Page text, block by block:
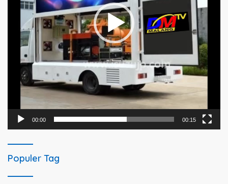
00:00 00:15
Populer Tag